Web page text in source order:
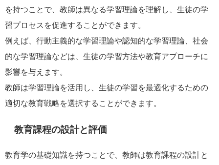
を持つことで、教師は異なる学習理論を理解し、生徒の学
習プロセスを促進することができます。
例えば、行動主義的な学習理論や認知的な学習理論、社会
的な学習理論などは、生徒の学習方法や教育アプローチに
影響を与えます。
教師は学習理論を活用し、生徒の学習を最適化するための
適切な教育戦略を選択することができます。
教育課程の設計と評価
教育学の基礎知識を持つことで、教師は教育課程の設計と